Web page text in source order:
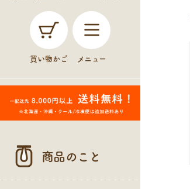
買い物かご メニュー
商品のこと